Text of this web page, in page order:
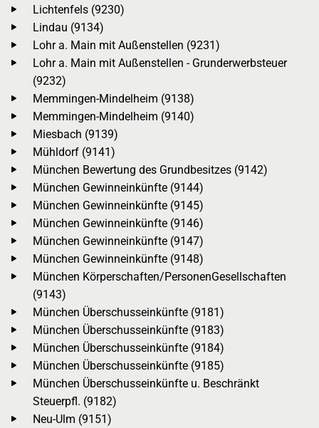
Lichtenfels (9230)
Lindau (9134)
Lohr a. Main mit Außenstellen (9231)
Lohr a. Main mit Außenstellen - Grunderwerbsteuer
(9232)
Memmingen-Mindelheim (9138)
Memmingen-Mindelheim (9140)
Miesbach (9139)
Mühldorf (9141)
München Bewertung des Grundbesitzes (9142)
München Gewinneinkünfte (9144)
München Gewinneinkünfte (9145)
München Gewinneinkünfte (9146)
München Gewinneinkünfte (9147)
München Gewinneinkünfte (9148)
München Körperschaften/PersonenGesellschaften
(9143)
München Überschusseinkünfte (9181)
München Überschusseinkünfte (9183)
München Überschusseinkünfte (9184)
München Überschusseinkünfte (9185)
München Überschusseinkünfte u. Beschränkt
Steuerpfl. (9182)
Neu-Ulm (9151)